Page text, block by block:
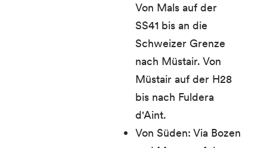
Von Mals auf der
SS41 bis an die
Schweizer Grenze
nach Müstair. Von
Müstair auf der H28
bis nach Fuldera
d'Aint.
Von Süden: Via Bozen